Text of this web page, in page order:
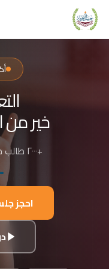
أكاديمية جيل العربية – Jeel Alarabiya Academy
أكاديمية جيل العربية هي منصة تعليمية عبر الإنترنت تأسست عام 2023، متخصصة في
ما الذي تقدمه الأكاديمية؟
تعليم اللغة العربية
تجويد وحفظ القرآن الكريم
الدراسات الإسلامية والتربية
اللغة الإنجليزية والفرنسية
البرمجة وعلم الفلك والفنون
تفاصيل الدراسة
الفئات العمرية المستهدفة: من 4 سنوات حتى
شكل التعليم: مجموعات صغيرة 3-5 طلاب، أو
اللغات المستخدمة في التدريس:
الشريحة 2 من 4: التعلم عن بُعد خير من البعد عن التعليم
خير من
+٢٠٠٠ طالب من ٣١+ دولة حول العالم
احجز